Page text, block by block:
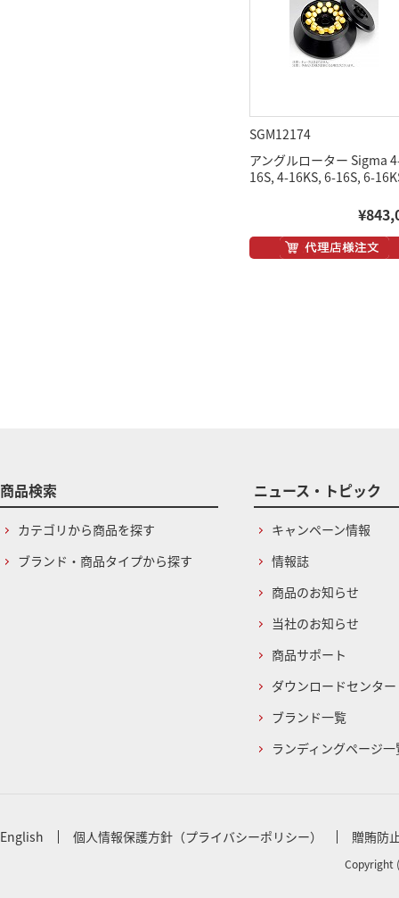
SGM12174
アングルローター Sigma
16S, 4-16KS, 6-16S, 6-
商品検索
カテゴリから商品を探す
ブランド・商品タイプから探す
ニュース・トピック
キャンペーン情報
情報誌
商品のお知らせ
当社のお知らせ
商品サポート
ダウンロードセンター
ブランド一覧
ランディングページ一
English 個人情報保護方針（プライバシーポリシー） 贈賄防
Copyright